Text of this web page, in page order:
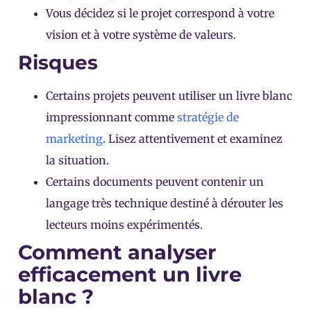
Vous décidez si le projet correspond à votre
vision et à votre système de valeurs.
Risques
Certains projets peuvent utiliser un livre blanc
impressionnant comme stratégie de
marketing. Lisez attentivement et examinez
la situation.
Certains documents peuvent contenir un
langage très technique destiné à dérouter les
lecteurs moins expérimentés.
Comment analyser
efficacement un livre
blanc ?